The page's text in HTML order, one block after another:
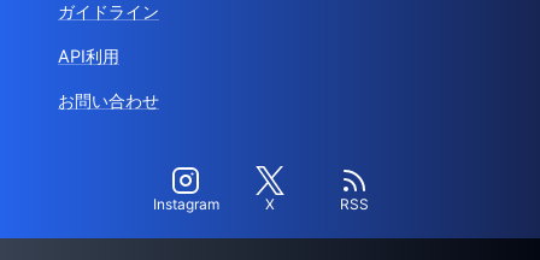
ガイドライン
API利用
お問い合わせ
Instagram X RSS